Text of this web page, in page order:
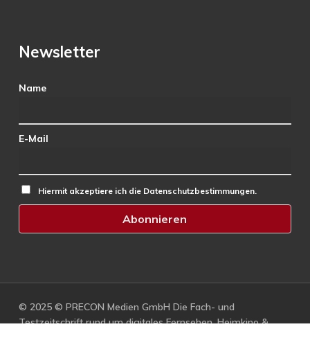
Newsletter
Name
E-Mail
Hiermit akzeptiere ich die Datenschutzbestimmungen.
© 2025 © PRECON Medien GmbH Die Fach- und
Testzeitschrift rund um digitales Fernsehen, Heimkino &